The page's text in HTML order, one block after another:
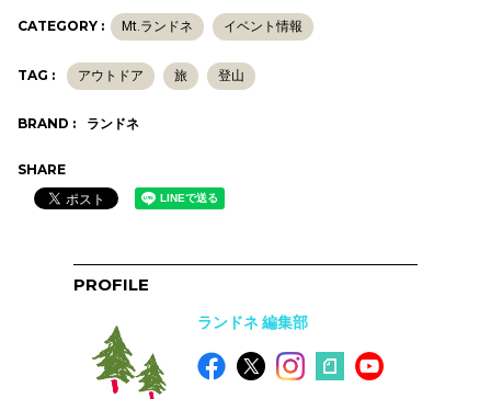
CATEGORY : Mt.ランドネ イベント情報
TAG : アウトドア 旅 登山
BRAND : ランドネ
SHARE
PROFILE
ランドネ 編集部